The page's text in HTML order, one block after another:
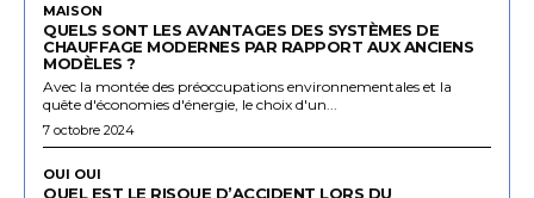
MAISON
QUELS SONT LES AVANTAGES DES SYSTÈMES DE
CHAUFFAGE MODERNES PAR RAPPORT AUX ANCIENS
MODÈLES ?
Avec la montée des préoccupations environnementales et la
quête d'économies d'énergie, le choix d'un...
7 octobre 2024
OUI OUI
QUEL EST LE RISQUE D’ACCIDENT LORS DU